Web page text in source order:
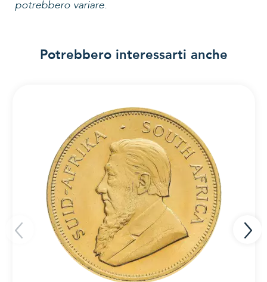
potrebbero variare.
Potrebbero interessarti anche